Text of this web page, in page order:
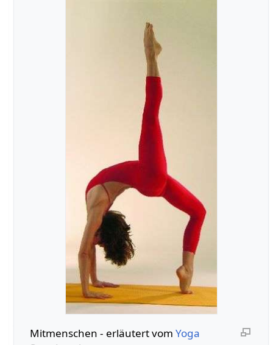
Mitmenschen‏‎ - erläutert vom Yoga